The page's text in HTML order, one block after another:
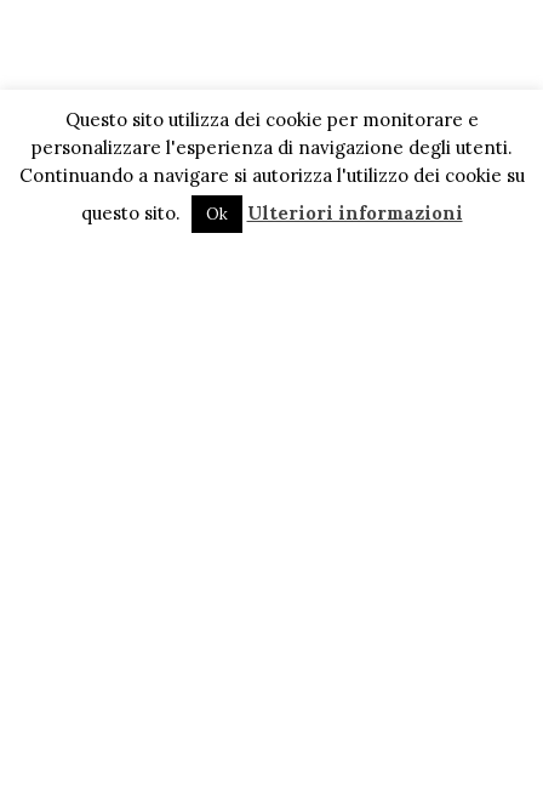
Questo sito utilizza dei cookie per monitorare e
personalizzare l'esperienza di navigazione degli utenti.
Continuando a navigare si autorizza l'utilizzo dei cookie su
questo sito.
Ok Ulteriori informazioni